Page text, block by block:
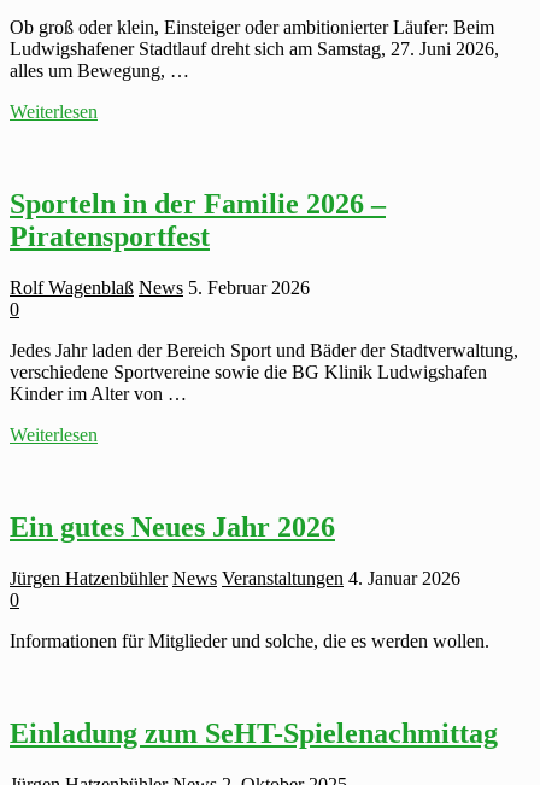
Ob groß oder klein, Einsteiger oder ambitionierter Läufer: Beim
Ludwigshafener Stadtlauf dreht sich am Samstag, 27. Juni 2026,
alles um Bewegung, …
Laufspaß
beim
Ludwigshafener
Stadtlauf
27.
Juni
Weiterlesen
Sporteln in der Familie 2026 –
Piratensportfest
Rolf Wagenblaß News 5. Februar 2026
0
Jedes Jahr laden der Bereich Sport und Bäder der Stadtverwaltung,
verschiedene Sportvereine sowie die BG Klinik Ludwigshafen
Kinder im Alter von …
Sporteln
2026
–
Weiterlesen
Ein gutes Neues Jahr 2026
Jürgen Hatzenbühler News Veranstaltungen 4. Januar 2026
0
Informationen für Mitglieder und solche, die es werden wollen.
Einladung zum SeHT-Spielenachmittag